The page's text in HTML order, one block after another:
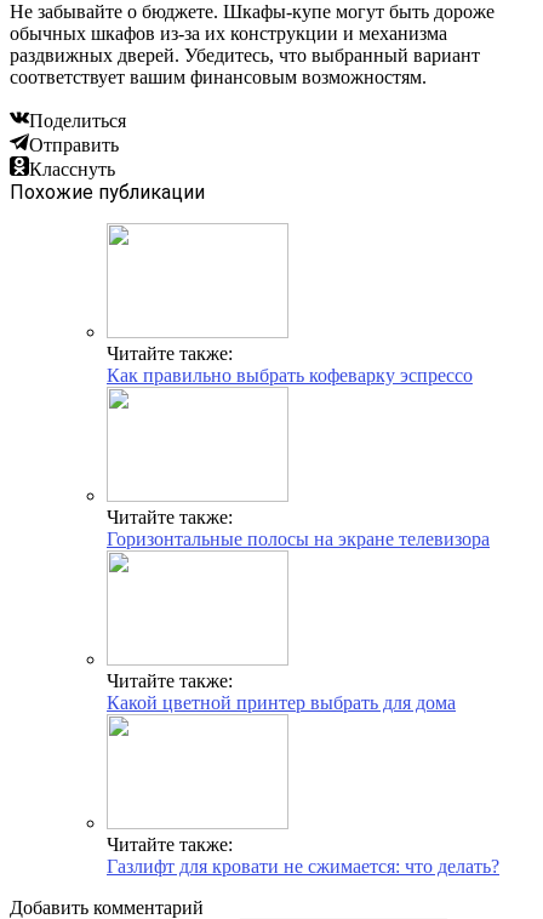
Не забывайте о бюджете. Шкафы-купе могут быть дороже
обычных шкафов из-за их конструкции и механизма
раздвижных дверей. Убедитесь, что выбранный вариант
соответствует вашим финансовым возможностям.
Поделиться
Отправить
Класснуть
Похожие публикации
Читайте также:
Как правильно выбрать кофеварку эспрессо
Читайте также:
Горизонтальные полосы на экране телевизора
Читайте также:
Какой цветной принтер выбрать для дома
Читайте также:
Газлифт для кровати не сжимается: что делать?
Добавить комментарий